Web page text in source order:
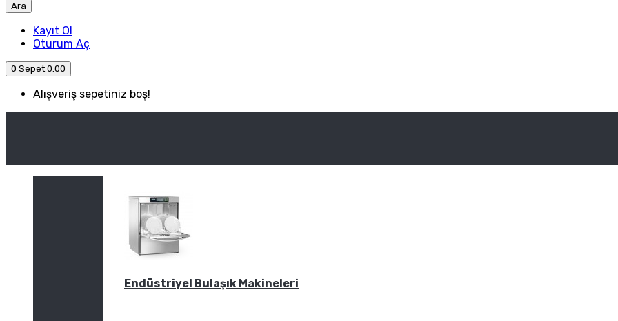
Ara
Kayıt Ol
Oturum Aç
0 Sepet 0.00
Alışveriş sepetiniz boş!
Kategori
Endüstriyel Bulaşık Makineleri